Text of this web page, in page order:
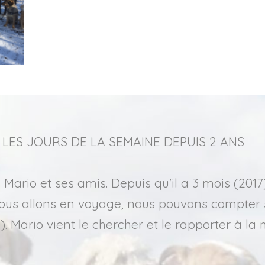
JOURS DE LA SEMAINE DEPUIS 2 ANS
et ses amis. Depuis qu'il a 3 mois
allons en voyage, nous pouvons
Mario vient le chercher et le rapporter à la
ET FIABLE
Nouga (Golden Retriever) il y a bientôt
nous ont bien servis. Mario
Nous utilisons également son service
importante et réconfortante pour nous,
LUI!
la promenade avec Mario et sa meute
faisant cela, je m’assure qu’il fait de
parce que Billy est tellement plus petit que
et ça m’a rassuré. Billy avait l’air calme,